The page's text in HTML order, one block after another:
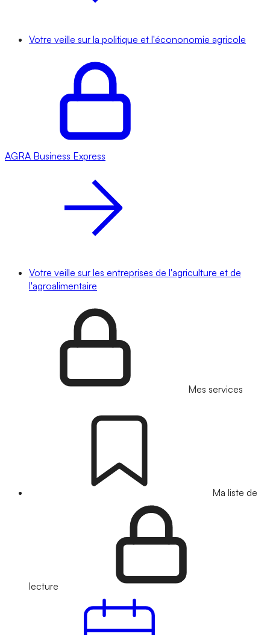
Votre veille sur la politique et l'écononomie agricole
AGRA Business Express
Votre veille sur les entreprises de l'agriculture et de
l'agroalimentaire
Mes services
Ma liste de
lecture